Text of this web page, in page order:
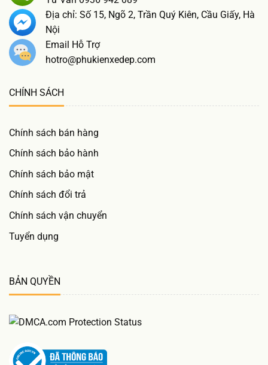
Địa chỉ: Số 15, Ngõ 2, Trần Quý Kiên, Cầu Giấy, Hà
Nội
Email Hỗ Trợ
hotro@phukienxedep.com
CHÍNH SÁCH
Chính sách bán hàng
Chính sách bảo hành
Chính sách bảo mật
Chính sách đổi trả
Chính sách vận chuyển
Tuyển dụng
BẢN QUYỀN